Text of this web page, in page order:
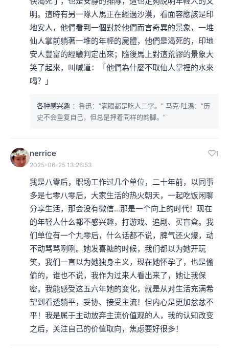
明。這時有另一隊人馬正在經過沙漠，看面容應該是印
地安人，他們看到一個對於他們而言奇異的景象，一堆
仙人掌前躺著一堆的年輕的屍體，他們是渴死的，印地
安人豐富的經驗判定出來；隨後馬上對這荒謬的景象大
笑了起來，叫喊道：「他們為什麼不取仙人掌裡的水來
喝？」
各种感兴趣 ：鲁迅：“满眼都是吃人二字。” 马克·吐温：“历
史不会重复自己，但总是押着同样的韵脚。”
nerrice 1
2025-06-25 13:26:53
我是八零后，职场工作过几个单位，二十年前，以同事
多是七零八零后，大家生活的热火朝天，一起吃饭闲聊
分享生活，那会没有微信…那是一个向上的时代！现在
的年轻人什么都不感兴趣，打游戏、追剧、买盲盒。我
们单位有一个九零后，什么话都不说，脾气还火爆，动
不动骂骂咧咧。她发喜糖的时候，我们都以为她开玩
笑，我们一直以为她独身主义，现在她怀孕了，也是偷
偷的，谁也不说，我作为过来人看出来了，她让我保
密。我能感受这五六年她的变化，就是从对生活充满希
望到看透躺平，妥协、接受主流！但内心是更加忿忿不
平！我是属于主动放弃主流价值观的人，我的认知改变
之后，关注自己的价值取向，焦虑要好很多！